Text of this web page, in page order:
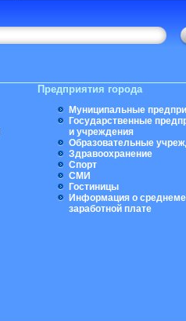
Предприятия города
Муниципальные
Государственные
и учреждения
Образовательные
Здравоохранение
Спорт
СМИ
Гостиницы
Информация о
заработной плате